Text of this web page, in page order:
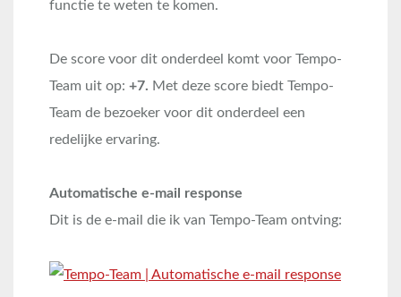
functie te weten te komen.
De score voor dit onderdeel komt voor Tempo-
Team uit op: +7. Met deze score biedt Tempo-
Team de bezoeker voor dit onderdeel een
redelijke ervaring.
Automatische e-mail response
Dit is de e-mail die ik van Tempo-Team ontving: